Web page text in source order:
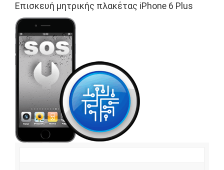
Επισκευή μητρικής πλακέτας iPhone 6 Plus